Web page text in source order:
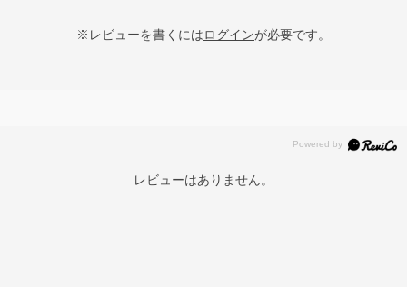
※レビューを書くにはログインが必要です。
レビューはありません。